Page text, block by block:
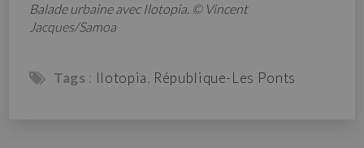
Balade urbaine avec Ilotopia. © Vincent
Jacques/Samoa
Tags : Ilotopia, République-Les Ponts